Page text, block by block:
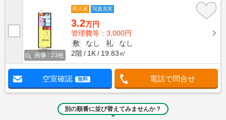
画像 : 23枚
即入居 写真充実
3.2万円
管理費等：3,000円
敷
なし 礼
なし
2階
1K 19.83㎡
空室確認 無料 電話で問合せ
別の順番に並び替えてみませんか？